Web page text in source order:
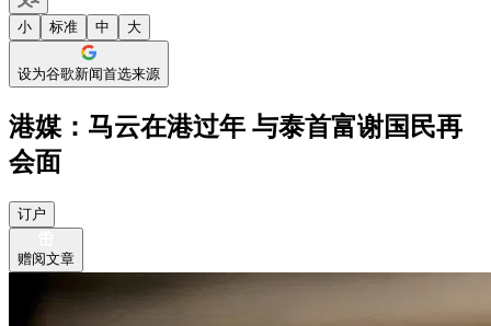
小 标准 中 大
设为谷歌新闻首选来源
港媒：马云在港过年 与泰首富谢国民再
会面
订户
赠阅文章